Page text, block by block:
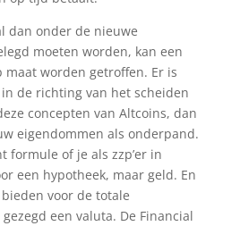
dan onder de nieuwe
moeten worden, kan een
worden getroffen. Er is
de richting van het scheiden
concepten van Altcoins, dan
eigendommen als onderpand.
formule of je als zzp’er in
een hypotheek, maar geld. En
voor de totale
een valuta. De Financial